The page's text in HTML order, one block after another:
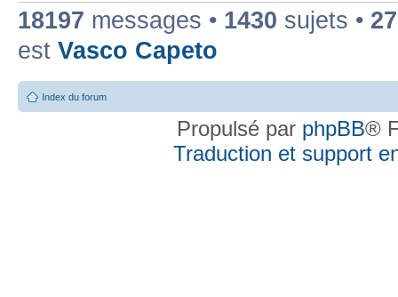
18197 messages • 1430 sujets •
est Vasco Capeto
Index du forum
Propulsé par phpBB®
Traduction et support